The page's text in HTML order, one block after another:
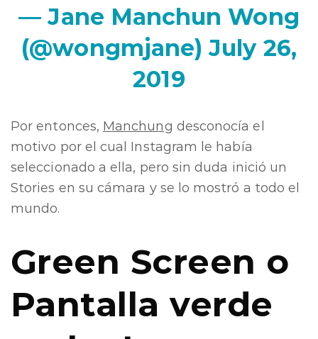
— Jane Manchun Wong
(@wongmjane)July 26,
2019
Por entonces, Manchung desconocía el
motivo por el cual Instagram le había
seleccionado a ella, pero sin duda inició un
Stories en su cámara y se lo mostró a todo el
mundo.
Green Screen o
Pantalla verde